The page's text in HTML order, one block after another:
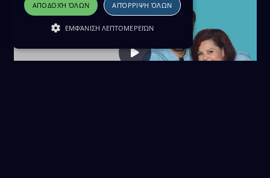
ΑΠΟΔΟΧΉ ΌΛΩΝ ΑΠΌΡΡΙΨΗ ΌΛΩΝ
ΕΜΦΆΝΙΣΗ ΛΕΠΤΟΜΕΡΕΙΏΝ